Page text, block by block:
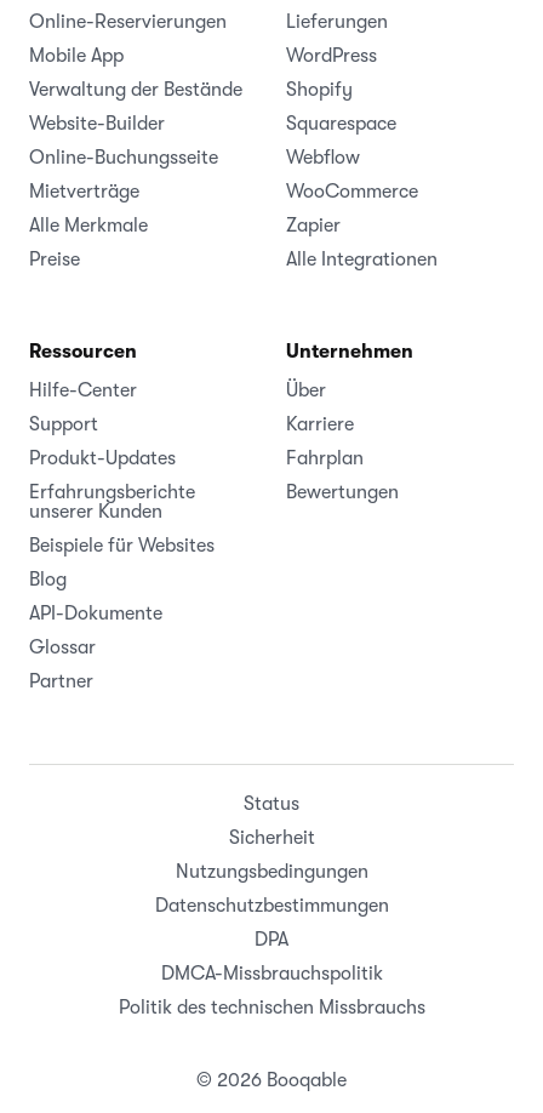
Online-Reservierungen
Mobile App
Verwaltung der Bestände
Website-Builder
Online-Buchungsseite
Mietverträge
Alle Merkmale
Preise
Lieferungen
WordPress
Shopify
Squarespace
Webflow
WooCommerce
Zapier
Alle Integrationen
Ressourcen
Hilfe-Center
Support
Produkt-Updates
Erfahrungsberichte
unserer Kunden
Beispiele für Websites
Blog
API-Dokumente
Glossar
Partner
Unternehmen
Über
Karriere
Fahrplan
Bewertungen
© 2026 Booqable
Status
Sicherheit
Nutzungsbedingungen
Datenschutzbestimmungen
DPA
DMCA-Missbrauchspolitik
Politik des technischen Missbrauchs